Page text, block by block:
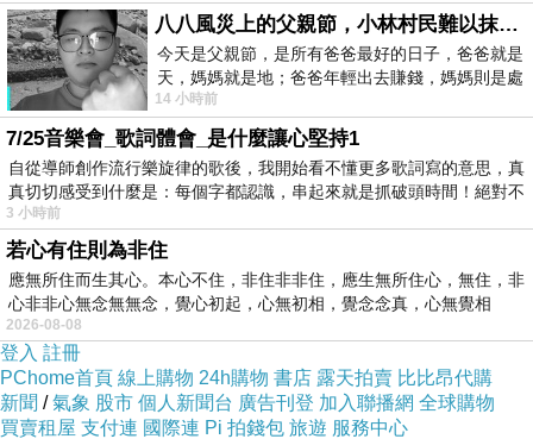
幼年詩班獻唱：主是我的牧者(詩篇23篇)
耶和華是我的牧者 ，我必不至缺乏
八八風災上的父親節，小林村民難以抹滅的痛
今天是父親節，是所有爸爸最好的日子，爸爸就是
天，媽媽就是地；爸爸年輕出去賺錢，媽媽則是處
理家務，職業不分高低貴賤，只有人品才
14 小時前
7/25音樂會_歌詞體會_是什麼讓心堅持1
自從導師創作流行樂旋律的歌後，我開始看不懂更多歌詞寫的意思，真
真切切感受到什麼是：每個字都認識，串起來就是抓破頭時間！絕對不
3 小時前
若心有住則為非住
應無所住而生其心。本心不住，非住非非住，應生無所住心，無住，非
心非非心無念無無念，覺心初起，心無初相，覺念念真，心無覺相
2026-08-08
登入 註冊
PChome首頁 線上購物 24h購物 書店 露天拍賣 比比昂代購
新聞 /氣象 股市 個人新聞台 廣告刊登 加入聯播網 全球購物
買賣租屋 支付連 國際連 Pi 拍錢包 旅遊 服務中心